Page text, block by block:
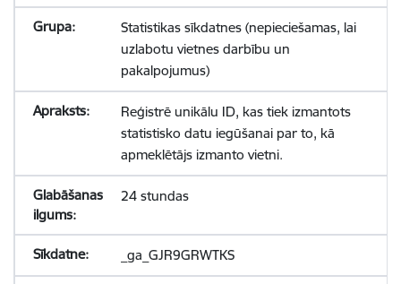
Statistikas sīkdatnes (nepieciešamas, lai
uzlabotu vietnes darbību un
pakalpojumus)
Reģistrē unikālu ID, kas tiek izmantots
statistisko datu iegūšanai par to, kā
apmeklētājs izmanto vietni.
24 stundas
_ga_GJR9GRWTKS